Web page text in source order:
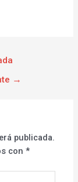
→
publicada.
con*